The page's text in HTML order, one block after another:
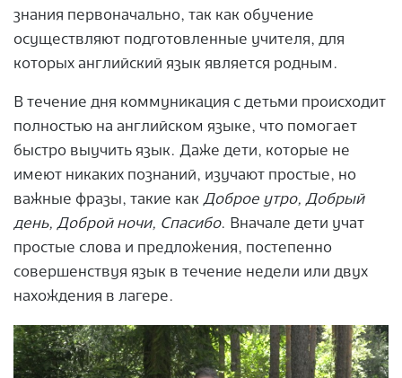
знания первоначально, так как обучение
осуществляют подготовленные учителя, для
которых английский язык является родным.
В течение дня коммуникация с детьми происходит
полностью на английском языке, что помогает
быстро выучить язык. Даже дети, которые не
имеют никаких познаний, изучают простые, но
важные фразы, такие как Доброе утро, Добрый
день, Доброй ночи, Спасибо. Вначале дети учат
простые слова и предложения, постепенно
совершенствуя язык в течение недели или двух
нахождения в лагере.